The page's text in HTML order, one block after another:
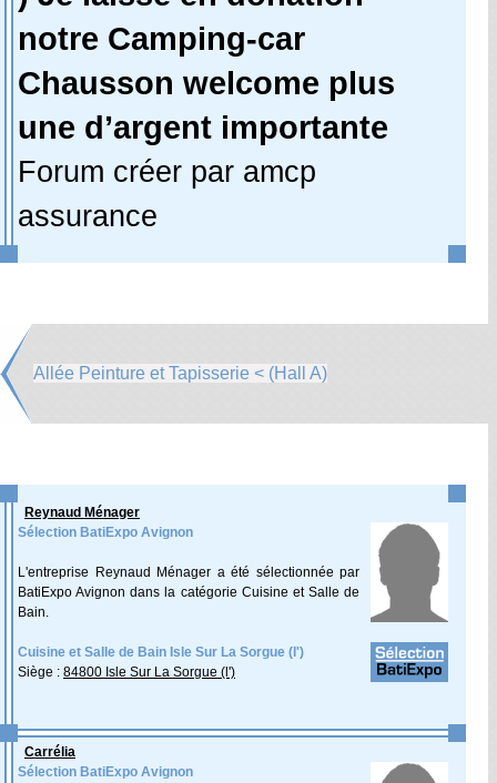
notre Camping-car
Chausson welcome plus
une d’argent importante
Forum créer par amcp
assurance
Allée Peinture et Tapisserie < (Hall A)
Reynaud Ménager
Sélection BatiExpo Avignon
L'entreprise Reynaud Ménager a été sélectionnée par
BatiExpo Avignon dans la catégorie Cuisine et Salle de
Bain.
Cuisine et Salle de Bain Isle Sur La Sorgue (l')
Siège : 84800 Isle Sur La Sorgue (l')
Carrélia
Sélection BatiExpo Avignon